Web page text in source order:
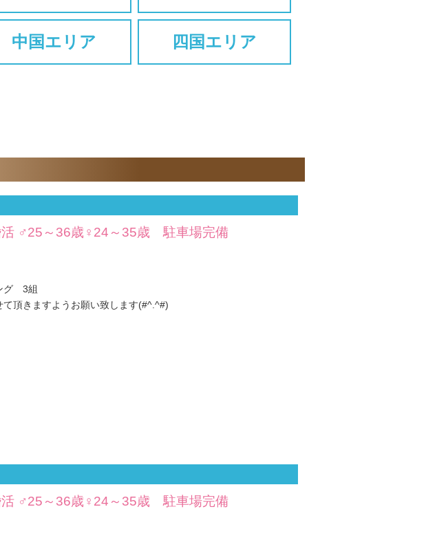
中国エリア 四国エリア
活 ♂25～36歳♀24～35歳 駐車場完備
3組
て頂きますようお願い致します(#^.^#)
活 ♂25～36歳♀24～35歳 駐車場完備